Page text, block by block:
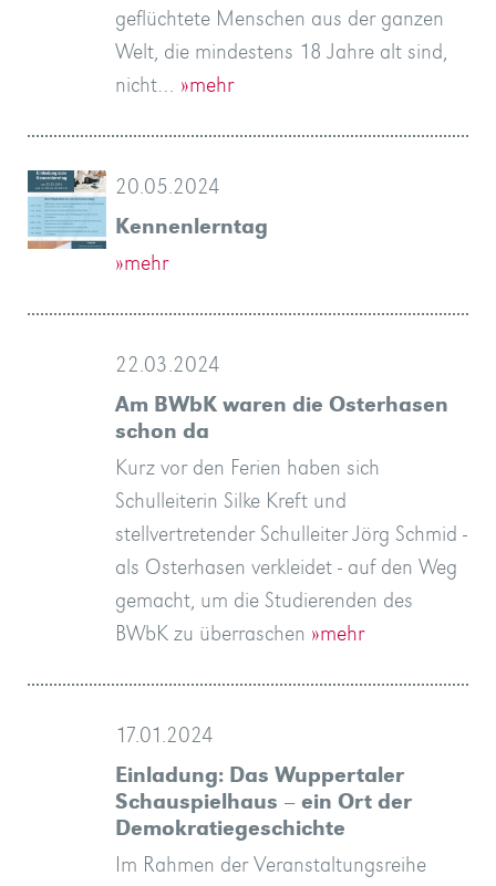
geflüchtete Menschen aus der ganzen
Welt, die mindestens 18 Jahre alt sind,
nicht… »mehr
20.05.2024
Kennenlerntag
»mehr
22.03.2024
Am BWbK waren die Osterhasen
schon da
Kurz vor den Ferien haben sich
Schulleiterin Silke Kreft und
stellvertretender Schulleiter Jörg Schmid -
als Osterhasen verkleidet - auf den Weg
gemacht, um die Studierenden des
BWbK zu überraschen »mehr
17.01.2024
Einladung: Das Wuppertaler
Schauspielhaus – ein Ort der
Demokratiegeschichte
Im Rahmen der Veranstaltungsreihe